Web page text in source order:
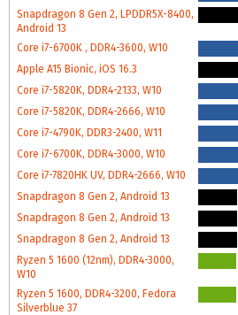
Snapdragon 8 Gen 2, LPDDR5X-8400,
Android 13
Core i7-6700K , DDR4-3600, W10
Apple A15 Bionic, iOS 16.3
Core i7-5820K, DDR4-2133, W10
Core i7-5820K, DDR4-2666, W10
Core i7-4790K, DDR3-2400, W11
Core i7-6700K, DDR4-3000, W10
Core i7-7820HK UV, DDR4-2666, W10
Snapdragon 8 Gen 2, Android 13
Snapdragon 8 Gen 2, Android 13
Snapdragon 8 Gen 2, Android 13
Ryzen 5 1600 (12nm), DDR4-3000,
W10
Ryzen 5 1600, DDR4-3200, Fedora
Silverblue 37